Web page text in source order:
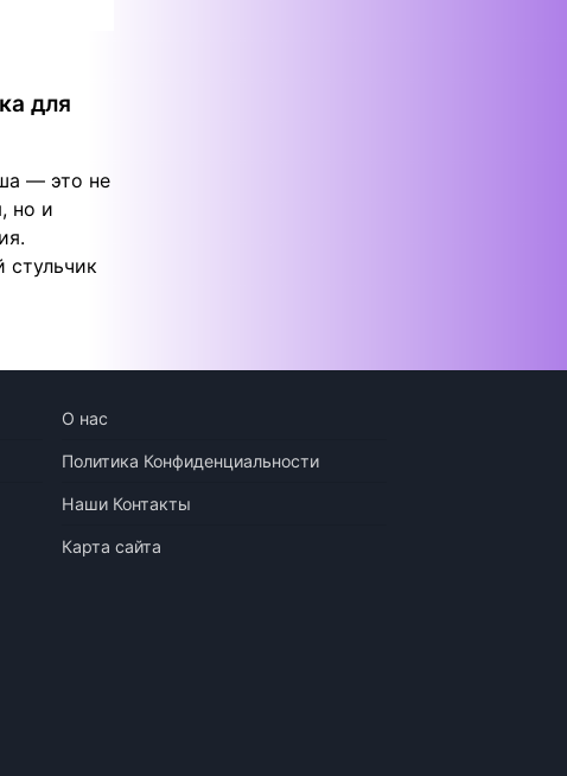
для
— это не
но и
стульчик
О нас
Политика Конфиденциальности
Наши Контакты
Карта сайта